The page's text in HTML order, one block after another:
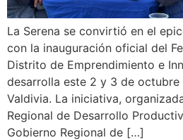
La Serena se convirtió en el
con la inauguración oficial del
Distrito de Emprendimiento e
desarrolla este 2 y 3 de octubre
Valdivia. La iniciativa,
Regional de Desarrollo
Gobierno Regional de […]